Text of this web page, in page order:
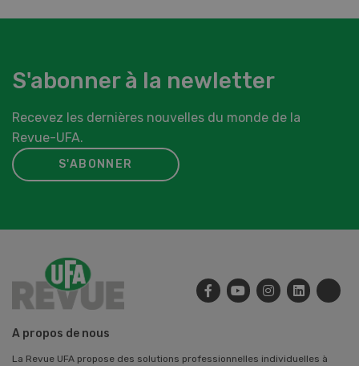
S'abonner à la newletter
Recevez les dernières nouvelles du monde de la
Revue-UFA.
S'ABONNER
A propos de nous
La Revue UFA propose des solutions professionnelles individuelles à